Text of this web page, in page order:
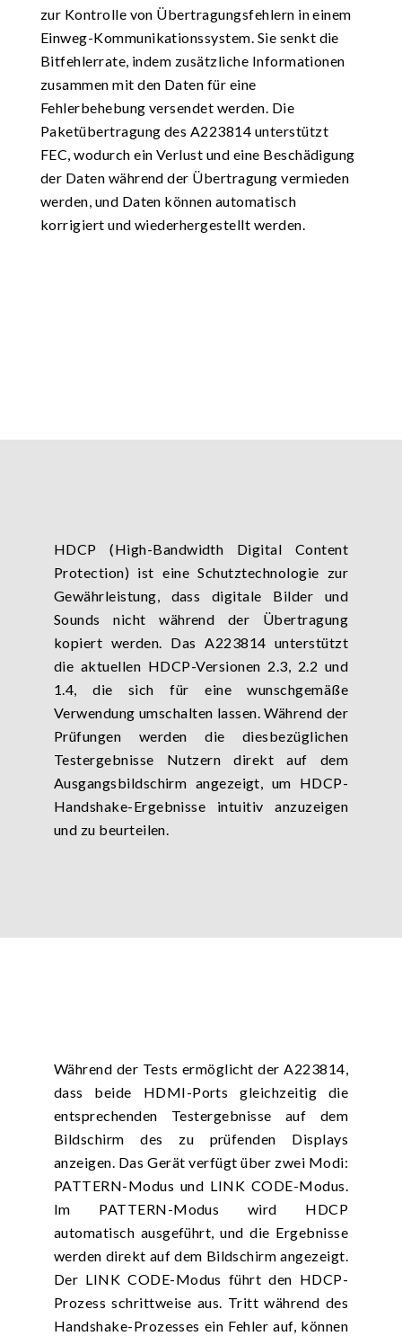
zur Kontrolle von Übertragungsfehlern in einem
Einweg-Kommunikationssystem. Sie senkt die
Bitfehlerrate, indem zusätzliche Informationen
zusammen mit den Daten für eine
Fehlerbehebung versendet werden. Die
Paketübertragung des A223814 unterstützt
FEC, wodurch ein Verlust und eine Beschädigung
der Daten während der Übertragung vermieden
werden, und Daten können automatisch
korrigiert und wiederhergestellt werden.
HDCP (High-Bandwidth Digital Content
Protection) ist eine Schutztechnologie zur
Gewährleistung, dass digitale Bilder und
Sounds nicht während der Übertragung
kopiert werden. Das A223814 unterstützt
die aktuellen HDCP-Versionen 2.3, 2.2 und
1.4, die sich für eine wunschgemäße
Verwendung umschalten lassen. Während der
Prüfungen werden die diesbezüglichen
Testergebnisse Nutzern direkt auf dem
Ausgangsbildschirm angezeigt, um HDCP-
Handshake-Ergebnisse intuitiv anzuzeigen
und zu beurteilen.
Während der Tests ermöglicht der A223814,
dass beide HDMI-Ports gleichzeitig die
entsprechenden Testergebnisse auf dem
Bildschirm des zu prüfenden Displays
anzeigen. Das Gerät verfügt über zwei Modi:
PATTERN-Modus und LINK CODE-Modus.
Im PATTERN-Modus wird HDCP
automatisch ausgeführt, und die Ergebnisse
werden direkt auf dem Bildschirm angezeigt.
Der LINK CODE-Modus führt den HDCP-
Prozess schrittweise aus. Tritt während des
Handshake-Prozesses ein Fehler auf, können